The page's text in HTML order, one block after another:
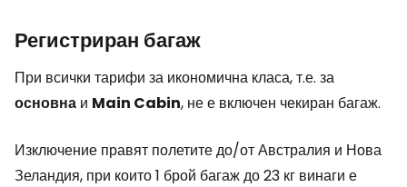
Регистриран багаж
При всички тарифи за икономична класа, т.е. за
основна и Main Cabin, не е включен чекиран багаж.
Изключение правят полетите до/от Австралия и Нова
Зеландия, при които 1 брой багаж до 23 кг винаги е